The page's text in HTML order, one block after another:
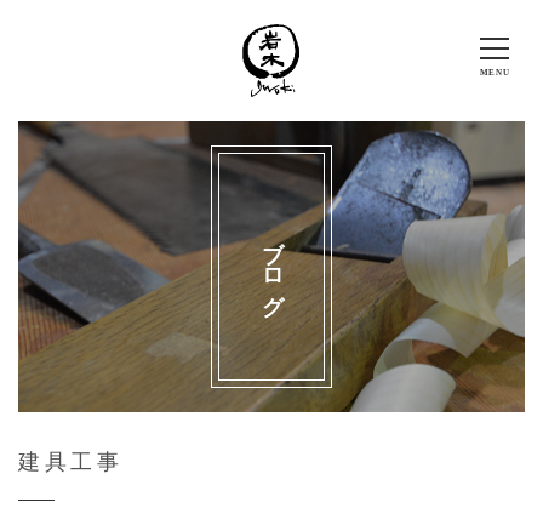
ブログ
建具工事